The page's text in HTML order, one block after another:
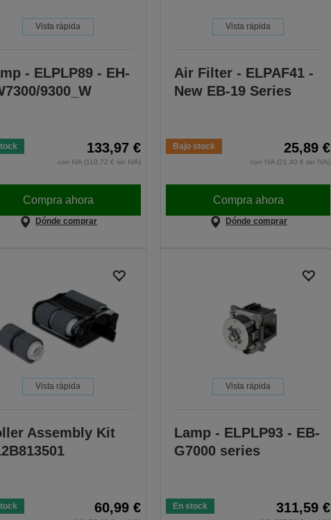
Vista rápida
- ELPLP89 - EH-
9300_W
133,97 €
con IVA (110,72 € sin IVA)
Compra ahora
Dónde comprar
Vista rápida
Air Filter - ELPAF41 -
New EB-19 Series
Bajo stock 25,89 €
con IVA (21,40 € sin IVA)
Compra ahora
Dónde comprar
Vista rápida
Assembly Kit
60,99 €
Vista rápida
Lamp - ELPLP93 - EB-
G7000 series
En stock 311,59 €